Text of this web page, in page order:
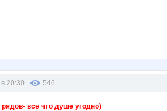
20:30 546
все что душе угодно)